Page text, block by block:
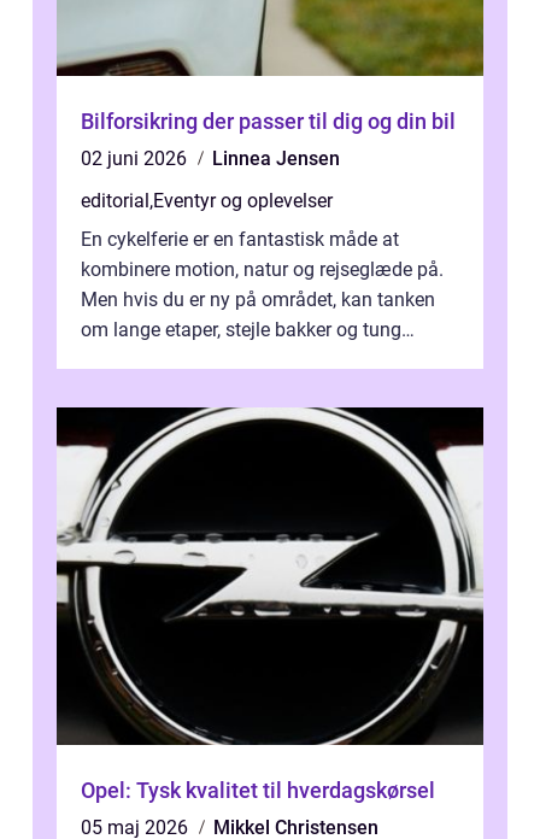
Bilforsikring der passer til dig og din bil
02 juni 2026
Linnea Jensen
editorial,Eventyr og oplevelser
En cykelferie er en fantastisk måde at
kombinere motion, natur og rejseglæde på.
Men hvis du er ny på området, kan tanken
om lange etaper, stejle bakker og tung
Opel: Tysk kvalitet til hverdagskørsel
05 maj 2026 Mikkel Christensen